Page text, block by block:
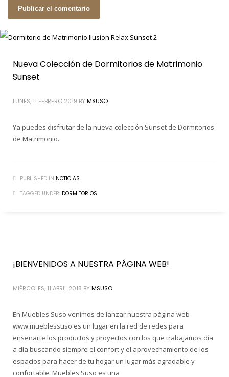
Nueva Colección de Dormitorios de Matrimonio
Sunset
LUNES, 11 FEBRERO 2019 BY MSUSO
Ya puedes disfrutar de la nueva colección Sunset de Dormitorios
de Matrimonio.
PUBLISHED IN NOTICIAS
TAGGED UNDER: DORMITORIOS
¡BIENVENIDOS A NUESTRA PÁGINA WEB!
MIÉRCOLES, 11 ABRIL 2018 BY MSUSO
En Muebles Suso venimos de lanzar nuestra página web
www.mueblessuso.es un lugar en la red de redes para
enseñarte los productos y proyectos con los que trabajamos día
a día buscando siempre el confort y el aprovechamiento de los
espacios para hacer de tu hogar un lugar más agradable y
confortable. Muebles Suso es una